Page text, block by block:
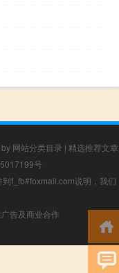
网站分类目录 | 精选推荐文章
号
f_fb#foxmail.com说明，我们
告及商业合作